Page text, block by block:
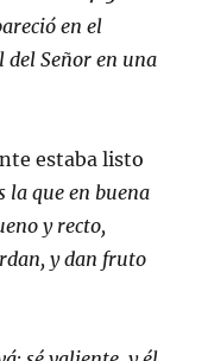
en el
del Señor en una
estaba listo
la que en buena
y recto,
y dan fruto